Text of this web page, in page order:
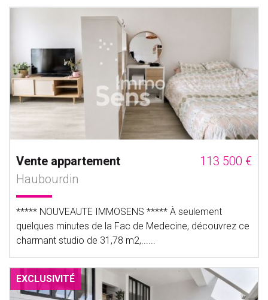
Vente appartement
113 500 €
Haubourdin
***** NOUVEAUTE IMMOSENS ***** À seulement
quelques minutes de la Fac de Medecine, découvrez ce
charmant studio de 31,78 m2,......
EXCLUSIVITÉ